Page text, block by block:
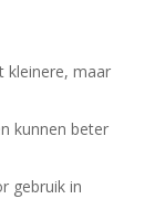
kleinere, maar
kunnen beter
gebruik in